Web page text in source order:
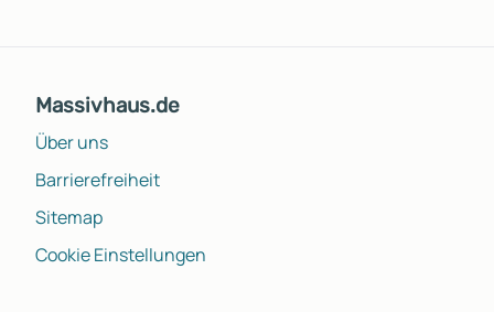
Massivhaus.de
Über uns
Barrierefreiheit
Sitemap
Cookie Einstellungen